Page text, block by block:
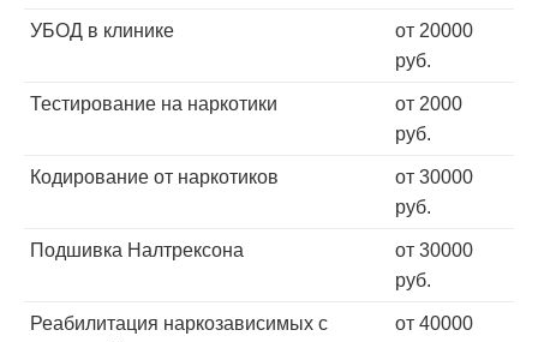
УБОД в клинике
от 20000
руб.
Тестирование на наркотики
от 2000
руб.
Кодирование от наркотиков
от 30000
руб.
Подшивка Налтрексона
от 30000
руб.
Реабилитация наркозависимых с
от 40000